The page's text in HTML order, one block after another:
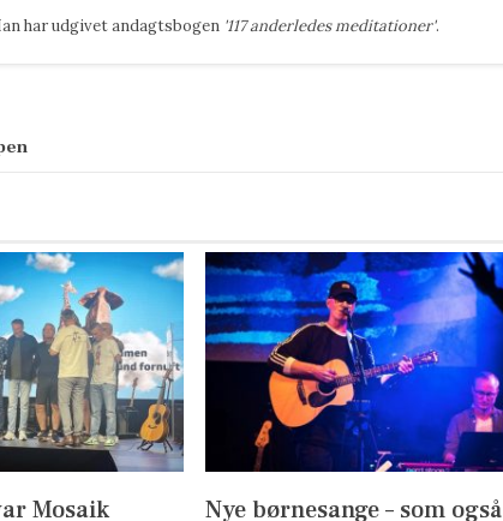
har udgivet andagtsbogen '117 anderledes meditationer'.
Mosaik
Nye børnesange – som også